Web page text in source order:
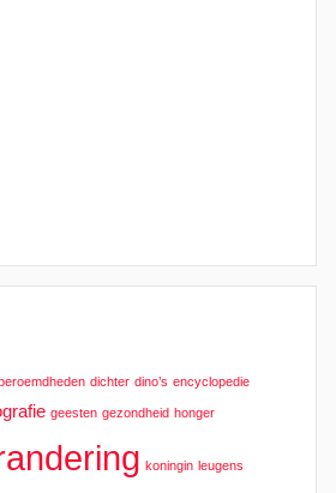
beroemdheden dichter dino’s encyclopedie
geesten gezondheid honger
koningin leugens